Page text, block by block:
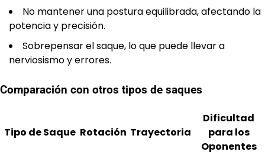
No mantener una postura equilibrada, afectando la
potencia y precisión.
Sobrepensar el saque, lo que puede llevar a
nerviosismo y errores.
Comparación con otros tipos de saques
Tipo de Saque Rotación Trayectoria
Dificultad
para los
Oponentes